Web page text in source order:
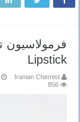
Lipstick
Iranian Chemist
856